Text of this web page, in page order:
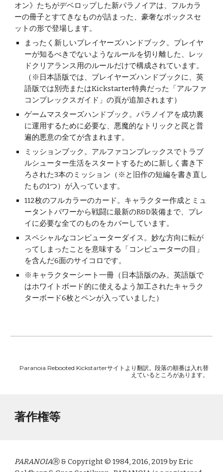
オン》たちがデベロップした新パラノイアは、フルカラ
ーの冊子とすてきなものが詰まった、豪奢なボックスセ
ットの形で登場します。
まったく新しいプレイヤーズハンドブック。プレイヤ
ーが知るべきでないようなルールを切り離した、レッ
ドクリアランス用のルールだけで構成されています。
（※日本語版では、プレイヤーズハンドブックに、英
語版では別売またはKickstarter特典だった「アルファ
コンプレックスガイド」の頁が追加されます）
ゲームマスターズハンドブック。パラノイアを成功裏
に運用するために必要な、悪魔的なトリックと罠と普
遍的悪意の全てが含まれます。
ミッションブック。アルファコンプレックスでトラブ
ルシューター生活をスタートするために新しく書き下
ろされた3本のミッション（※と旧作の短編を書き直し
たもの1つ）が入っています。
112枚のフルカラーのカード。キャラクター作成とミュ
ータントパワーから戦闘に最新のR&D装備まで、プレ
イに必要な全てのものをカバーしています。
スペシャルなコンピューターダイス。妙な方向に転が
ってしまったことを意味する「コンピューターの目」
を含んだ6面のサイコロです。
※キャラクターシート一冊（日本語版のみ。英語版で
はホワイトボード的に使えるよう加工されたキャラク
ターボード6枚とペンが入っていました）
Paranoia Rebooted Kickstarterサイトより翻訳。段落の順番は入れ替
えているところがあります。
著作権等
PARANOIAⓇ & Copyright © 1984, 2016, 2019 by Eric